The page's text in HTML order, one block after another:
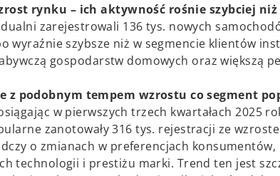
rynku – ich aktywność rośnie szybciej
zarejestrowali 136 tys. nowych
wyraźnie szybsze niż w segmencie klientów
gospodarstw domowych oraz większą
podobnym tempem wzrostu co segment
w pierwszych trzech kwartałach 2025
zanotowały 316 tys. rejestracji ze
o zmianach w preferencjach konsumentów,
technologii i prestiżu marki. Trend ten jest